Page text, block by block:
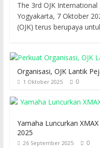
The 3rd OJK
Yogyakarta, 7 Oktober
(OJK) terus berupaya
Organisasi, OJK Lantik
1 Oktober 2025 0
Yamaha Luncurkan
2025
26 September 2025 0